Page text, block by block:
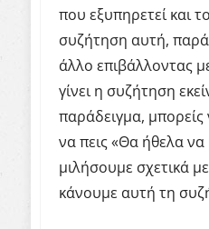
που εξυπηρετεί και
συζήτηση αυτή, παρά
άλλο επιβάλλοντας
γίνει η συζήτηση
παράδειγμα, μπορείς
να πεις «Θα ήθελα
μιλήσουμε σχετικά
κάνουμε αυτή τη